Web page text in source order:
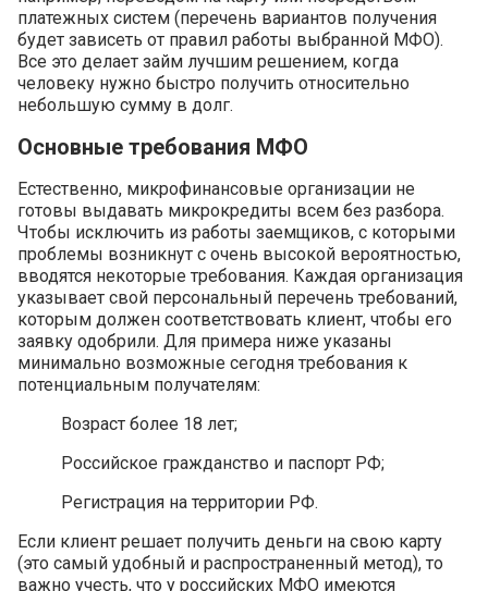
платежных систем (перечень вариантов получения
будет зависеть от правил работы выбранной МФО).
Все это делает займ лучшим решением, когда
человеку нужно быстро получить относительно
небольшую сумму в долг.
Основные требования МФО
Естественно, микрофинансовые организации не
готовы выдавать микрокредиты всем без разбора.
Чтобы исключить из работы заемщиков, с которыми
проблемы возникнут с очень высокой вероятностью,
вводятся некоторые требования. Каждая организация
указывает свой персональный перечень требований,
которым должен соответствовать клиент, чтобы его
заявку одобрили. Для примера ниже указаны
минимально возможные сегодня требования к
потенциальным получателям:
Возраст более 18 лет;
Российское гражданство и паспорт РФ;
Регистрация на территории РФ.
Если клиент решает получить деньги на свою карту
(это самый удобный и распространенный метод), то
важно учесть, что у российских МФО имеются